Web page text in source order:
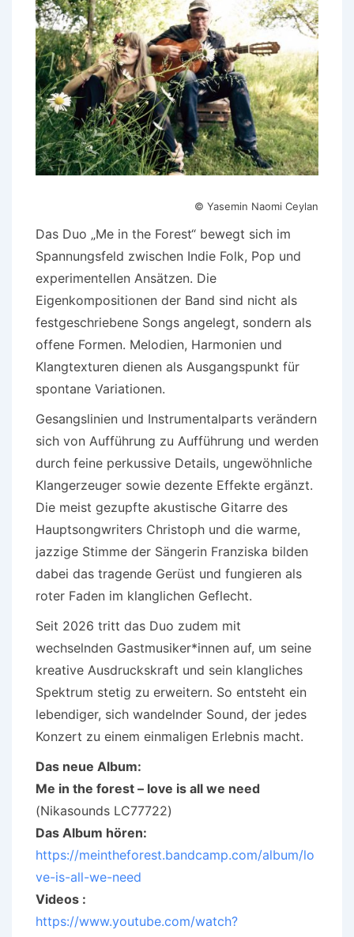
© Yasemin Naomi Ceylan
Das Duo „Me in the Forest“ bewegt sich im
Spannungsfeld zwischen Indie Folk, Pop und
experimentellen Ansätzen. Die
Eigenkompositionen der Band sind nicht als
festgeschriebene Songs angelegt, sondern als
offene Formen. Melodien, Harmonien und
Klangtexturen dienen als Ausgangspunkt für
spontane Variationen.
Gesangslinien und Instrumentalparts verändern
sich von Aufführung zu Aufführung und werden
durch feine perkussive Details, ungewöhnliche
Klangerzeuger sowie dezente Effekte ergänzt.
Die meist gezupfte akustische Gitarre des
Hauptsongwriters Christoph und die warme,
jazzige Stimme der Sängerin Franziska bilden
dabei das tragende Gerüst und fungieren als
roter Faden im klanglichen Geflecht.
Seit 2026 tritt das Duo zudem mit
wechselnden Gastmusiker*innen auf, um seine
kreative Ausdruckskraft und sein klangliches
Spektrum stetig zu erweitern. So entsteht ein
lebendiger, sich wandelnder Sound, der jedes
Konzert zu einem einmaligen Erlebnis macht.
Das neue Album:
Me in the forest – love is all we need
(Nikasounds LC77722)
Das Album hören:
https://meintheforest.bandcamp.com/album/lo
ve-is-all-we-need
Videos :
https://www.youtube.com/watch?